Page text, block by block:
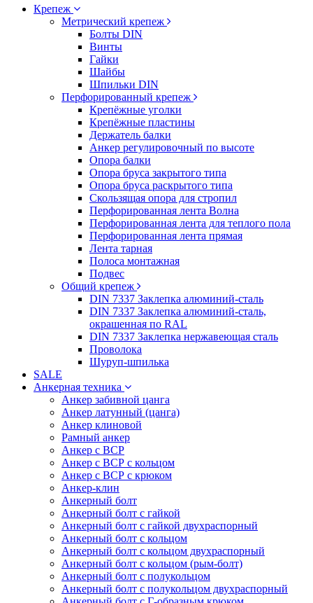
Крепеж
Метрический крепеж
Болты DIN
Винты
Гайки
Шайбы
Шпильки DIN
Перфорированный крепеж
Крепёжные уголки
Крепёжные пластины
Держатель балки
Анкер регулировочный по высоте
Опора балки
Опора бруса закрытого типа
Опора бруса раскрытого типа
Скользящая опора для стропил
Перфорированная лента Волна
Перфорированная лента для теплого пола
Перфорированная лента прямая
Лента тарная
Полоса монтажная
Подвес
Общий крепеж
DIN 7337 Заклепка алюминий-сталь
DIN 7337 Заклепка алюминий-сталь,
окрашенная по RAL
DIN 7337 Заклепка нержавеющая сталь
Проволока
Шуруп-шпилька
SALE
Анкерная техника
Анкер забивной цанга
Анкер латунный (цанга)
Анкер клиновой
Рамный анкер
Анкер с ВСР
Анкер с ВСР с кольцом
Анкер с ВСР с крюком
Анкер-клин
Анкерный болт
Анкерный болт с гайкой
Анкерный болт с гайкой двухраспорный
Анкерный болт с кольцом
Анкерный болт с кольцом двухраспорный
Анкерный болт с кольцом (рым-болт)
Анкерный болт с полукольцом
Анкерный болт с полукольцом двухраспорный